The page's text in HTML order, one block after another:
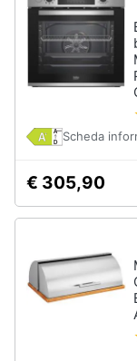
Scheda
€ 305,90